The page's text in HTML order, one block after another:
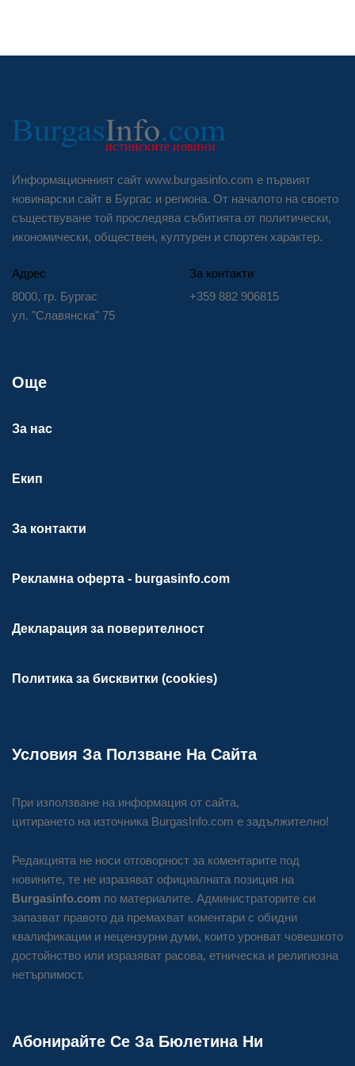
Информационният сайт www.burgasinfo.com е първият
новинарски сайт в Бургас и региона. От началото на своето
съществуване той проследява събитията от политически,
икономически, обществен, културен и спортен характер.
Адрес
8000, гр. Бургас
ул. "Славянска" 75
За контакти
+359 882 906815
Още
За нас
Екип
За контакти
Рекламна оферта - burgasinfo.com
Декларация за поверителност
Политика за бисквитки (cookies)
Условия За Ползване На Сайта
При използване на информация от сайта,
цитирането на източника BurgasInfo.com е задължително!
Редакцията не носи отговорност за коментарите под
новините, те не изразяват официалната позиция на
Burgasinfo.com по материалите. Администраторите си
запазват правото да премахват коментари с обидни
квалификации и нецензурни думи, които уронват човешкото
достойнство или изразяват расова, етническа и религиозна
нетърпимост.
Абонирайте Се За Бюлетина Ни